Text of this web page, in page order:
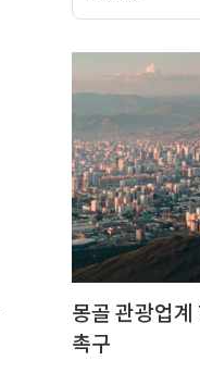
몽골 관광업
촉구